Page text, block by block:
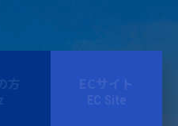
方